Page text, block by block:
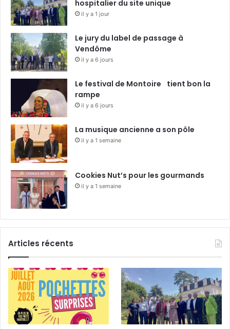
hospitalier du site unique
il y a 1 jour
Le jury du label de passage à
Vendôme
il y a 6 jours
Le festival de Montoire tient bon la
rampe
il y a 6 jours
La musique ancienne a son pôle
il y a 1 semaine
Cookies Nut’s pour les gourmands
il y a 1 semaine
Articles récents